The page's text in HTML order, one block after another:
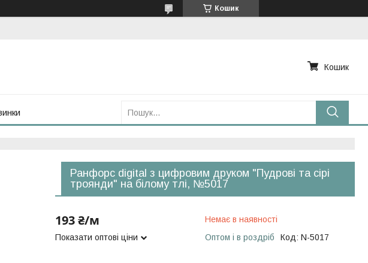
Кошик
Кошик
Ранфорс digital з цифровим друком "Пудрові та сірі
троянди" на білому тлі, №5017
193 ₴/м
Показати оптові ціни
Немає в наявності
Оптом і в роздріб
Код: N-5017